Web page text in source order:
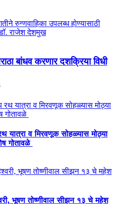
बांधव करणार दशक्रिया विधी
यात्रा व मिरवणूक सोहळ्यास मोठ्या
गोतावळे
भूषण तोष्णीवाल सीझन १३ चे महेश